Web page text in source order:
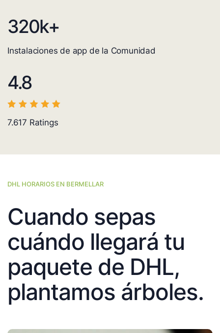
320k+
Instalaciones de app de la Comunidad
4.8
7.617 Ratings
DHL HORARIOS EN BERMELLAR
Cuando sepas
cuándo llegará tu
paquete de DHL,
plantamos árboles.